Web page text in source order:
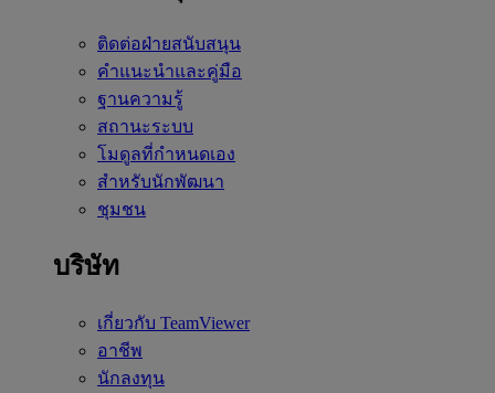
ติดต่อฝ่ายสนับสนุน
คำแนะนำและคู่มือ
ฐานความรู้
สถานะระบบ
โมดูลที่กำหนดเอง
สำหรับนักพัฒนา
ชุมชน
บริษัท
เกี่ยวกับ TeamViewer
อาชีพ
นักลงทุน